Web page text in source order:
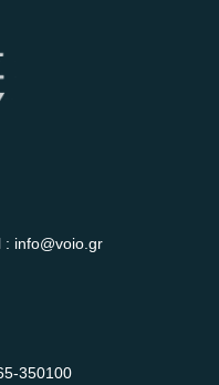
: info@voio.gr
350100